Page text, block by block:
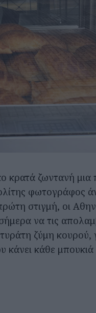
κρατά ζωντανή
φωτογράφος
στιγμή, οι
σήμερα να τις
ζύμη κουρού,
κάνει κάθε μπουκιά